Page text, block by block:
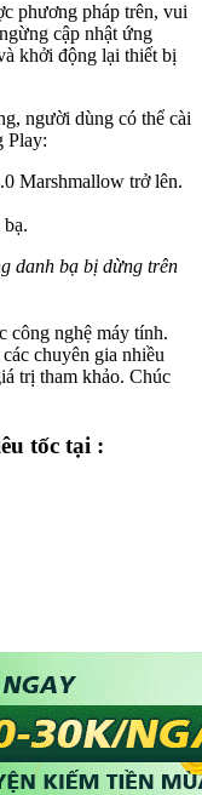
phương pháp trên, vui
cập nhật ứng
khởi động lại thiết bị
người dùng có thể cài
Play:
Marshmallow trở lên.
danh bạ bị dừng trên
công nghệ máy tính.
chuyên gia nhiều
trị tham khảo. Chúc
tốc tại :